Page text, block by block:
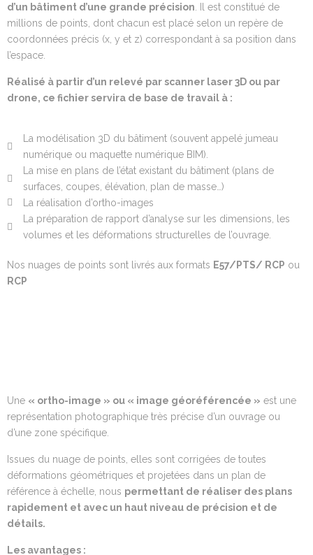
d’un bâtiment d’une grande précision . Il est constitué de
millions de points, dont chacun est placé selon un repère de
coordonnées précis (x, y et z) correspondant à sa position dans
l’espace.
Réalisé à partir d’un relevé par scanner laser 3D ou par
drone, ce fichier servira de base de travail à :
La modélisation 3D du bâtiment (souvent appelé jumeau
numérique ou maquette numérique BIM).
La mise en plans de l’état existant du bâtiment (plans de
surfaces, coupes, élévation, plan de masse…)
La réalisation d’ortho-images
La préparation de rapport d’analyse sur les dimensions, les
volumes et les déformations structurelles de l’ouvrage.
Nos nuages de points sont livrés aux formats E57/PTS/ RCP ou
RCP
Une « ortho-image » ou « image géoréférencée » est une
représentation photographique très précise d’un ouvrage ou
d’une zone spécifique.
Issues du nuage de points, elles sont corrigées de toutes
déformations géométriques et projetées dans un plan de
référence à échelle, nous permettant de réaliser des plans
rapidement et avec un haut niveau de précision et de
détails.
Les avantages :